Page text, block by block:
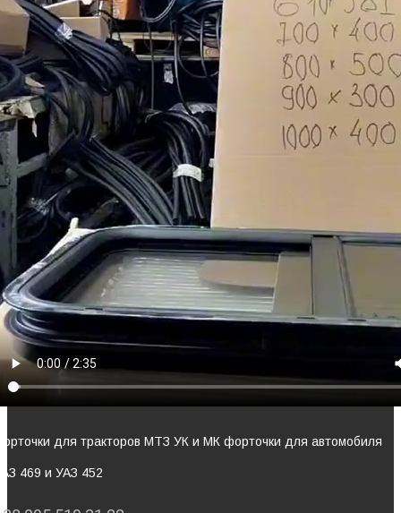
для тракторов МТЗ УК и МК форточки для автомобиля
469 и УАЗ 452